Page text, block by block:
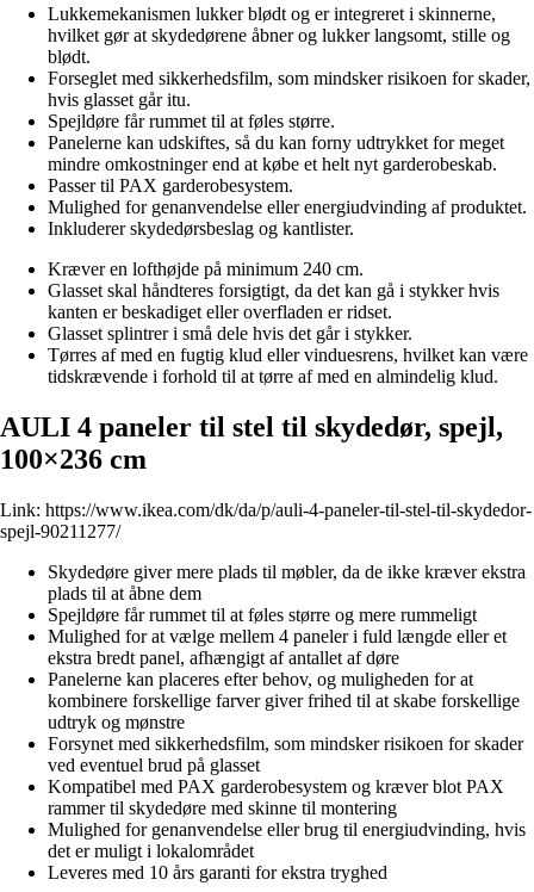
Lukkemekanismen lukker blødt og er integreret i skinnerne,
hvilket gør at skydedørene åbner og lukker langsomt, stille og
blødt.
Forseglet med sikkerhedsfilm, som mindsker risikoen for skader,
hvis glasset går itu.
Spejldøre får rummet til at føles større.
Panelerne kan udskiftes, så du kan forny udtrykket for meget
mindre omkostninger end at købe et helt nyt garderobeskab.
Passer til PAX garderobesystem.
Mulighed for genanvendelse eller energiudvinding af produktet.
Inkluderer skydedørsbeslag og kantlister.
Kræver en lofthøjde på minimum 240 cm.
Glasset skal håndteres forsigtigt, da det kan gå i stykker hvis
kanten er beskadiget eller overfladen er ridset.
Glasset splintrer i små dele hvis det går i stykker.
Tørres af med en fugtig klud eller vinduesrens, hvilket kan være
tidskrævende i forhold til at tørre af med en almindelig klud.
AULI 4 paneler til stel til skydedør, spejl,
100×236 cm
Link: https://www.ikea.com/dk/da/p/auli-4-paneler-til-stel-til-skydedor-
spejl-90211277/
Skydedøre giver mere plads til møbler, da de ikke kræver ekstra
plads til at åbne dem
Spejldøre får rummet til at føles større og mere rummeligt
Mulighed for at vælge mellem 4 paneler i fuld længde eller et
ekstra bredt panel, afhængigt af antallet af døre
Panelerne kan placeres efter behov, og muligheden for at
kombinere forskellige farver giver frihed til at skabe forskellige
udtryk og mønstre
Forsynet med sikkerhedsfilm, som mindsker risikoen for skader
ved eventuel brud på glasset
Kompatibel med PAX garderobesystem og kræver blot PAX
rammer til skydedøre med skinne til montering
Mulighed for genanvendelse eller brug til energiudvinding, hvis
det er muligt i lokalområdet
Leveres med 10 års garanti for ekstra tryghed